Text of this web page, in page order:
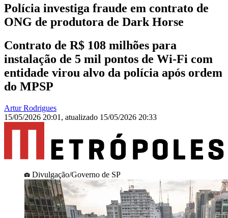
Polícia investiga fraude em contrato de
ONG de produtora de Dark Horse
Contrato de R$ 108 milhões para
instalação de 5 mil pontos de Wi-Fi com
entidade virou alvo da polícia após ordem
do MPSP
Artur Rodrigues
15/05/2026 20:01 , atualizado 15/05/2026 20:33
Divulgação/Governo de SP